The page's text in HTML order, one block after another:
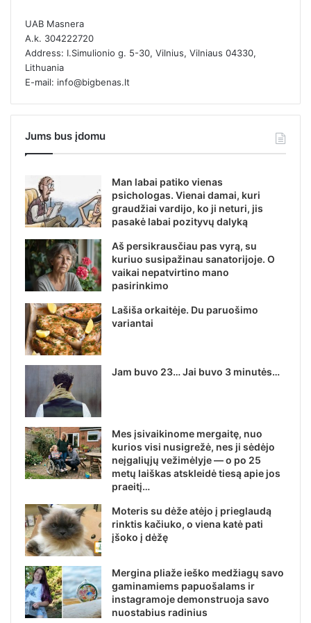
UAB Masnera
A.k. 304222720
Address: I.Simulionio g. 5-30, Vilnius, Vilniaus 04330,
Lithuania
E-mail: info@bigbenas.lt
Jums bus įdomu
Man labai patiko vienas
psichologas. Vienai damai, kuri
graudžiai vardijo, ko ji neturi, jis
pasakė labai pozityvų dalyką
Aš persikrausčiau pas vyrą, su
kuriuo susipažinau sanatorijoje. O
vaikai nepatvirtino mano
pasirinkimo
Lašiša orkaitėje. Du paruošimo
variantai
Jam buvo 23… Jai buvo 3 minutės…
Mes įsivaikinome mergaitę, nuo
kurios visi nusigrežė, nes ji sėdėjo
neįgaliųjų vežimėlyje — o po 25
metų laiškas atskleidė tiesą apie jos
praeitį…
Moteris su dėže atėjo į prieglaudą
rinktis kačiuko, o viena katė pati
įšoko į dėžę
Mergina pliaže ieško medžiagų savo
gaminamiems papuošalams ir
instagramoje demonstruoja savo
nuostabius radinius